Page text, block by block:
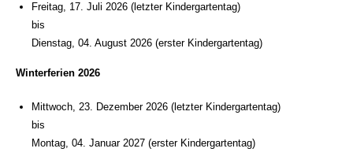
Freitag, 17. Juli 2026 (letzter Kindergartentag)
bis
Dienstag, 04. August 2026 (erster Kindergartentag)
Winterferien 2026
Mittwoch, 23. Dezember 2026 (letzter Kindergartentag)
bis
Montag, 04. Januar 2027 (erster Kindergartentag)